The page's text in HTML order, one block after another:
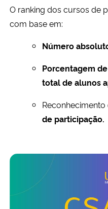
O ranking dos cursos de
com base em:
Número
Porcentagem
total de alunos
de participação.